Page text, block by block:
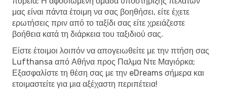
μας είναι πάντα έτοιμη να σας βοηθήσει, είτε έχετε
ερωτήσεις πριν από το ταξίδι σας είτε χρειάζεστε
βοήθεια κατά τη διάρκεια του ταξιδιού σας.
Είστε έτοιμοι λοιπόν να απογειωθείτε με την πτήση σας
Lufthansa από Αθήνα προς Παλμα Ντε Μαγιόρκα;
Εξασφαλίστε τη θέση σας με την eDreams σήμερα και
ετοιμαστείτε για μια αξέχαστη περιπέτεια!